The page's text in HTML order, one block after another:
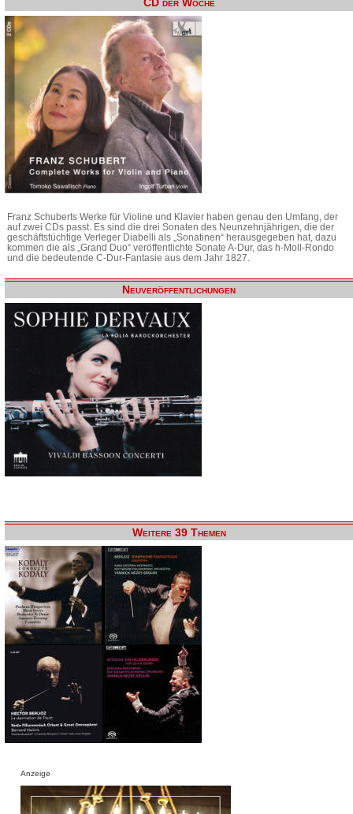
CD der Woche
Franz Schuberts Werke für Violine und Klavier haben genau den Umfang, der
auf zwei CDs passt. Es sind die drei Sonaten des Neunzehnjährigen, die der
geschäftstüchtige Verleger Diabelli als „Sonatinen“ herausgegeben hat, dazu
kommen die als „Grand Duo“ veröffentlichte Sonate A-Dur, das h-Moll-Rondo
und die bedeutende C-Dur-Fantasie aus dem Jahr 1827.
Neuveröffentlichungen
Weitere 39 Themen
Anzeige